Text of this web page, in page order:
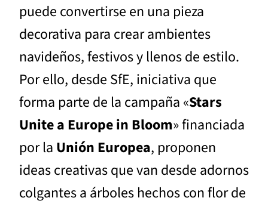
puede convertirse en una pieza
decorativa para crear ambientes
navideños, festivos y llenos de estilo.
Por ello, desde SfE, iniciativa que
forma parte de la campaña «Stars
Unite a Europe in Bloom» financiada
por la Unión Europea, proponen
ideas creativas que van desde adornos
colgantes a árboles hechos con flor de